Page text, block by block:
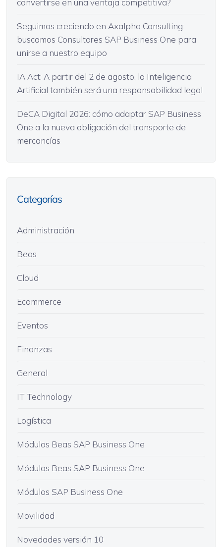
convertirse en una ventaja competitiva?
Seguimos creciendo en Axalpha Consulting:
buscamos Consultores SAP Business One para
unirse a nuestro equipo
IA Act: A partir del 2 de agosto, la Inteligencia
Artificial también será una responsabilidad legal
DeCA Digital 2026: cómo adaptar SAP Business
One a la nueva obligación del transporte de
mercancías
Categorías
Administración
Beas
Cloud
Ecommerce
Eventos
Finanzas
General
IT Technology
Logística
Módulos Beas SAP Business One
Módulos Beas SAP Business One
Módulos SAP Business One
Movilidad
Novedades versión 10